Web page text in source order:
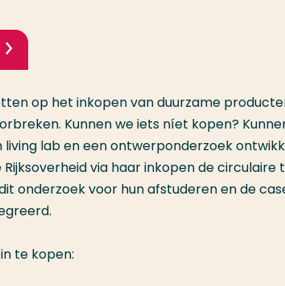
op het inkopen van duurzame
Kunnen we iets níet kopen?
living lab en een ontwerponderzoek
via haar inkopen de circulaire
onderzoek voor hun afstuderen en de
te kopen: